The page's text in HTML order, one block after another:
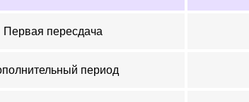
Первая пересдача
период